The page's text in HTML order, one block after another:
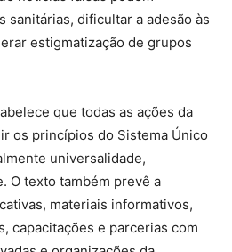
sanitárias, dificultar a adesão às
estigmatização de grupos
que todas as ações da
os princípios do Sistema Único
universalidade,
O texto também prevê a
materiais informativos,
capacitações e parcerias com